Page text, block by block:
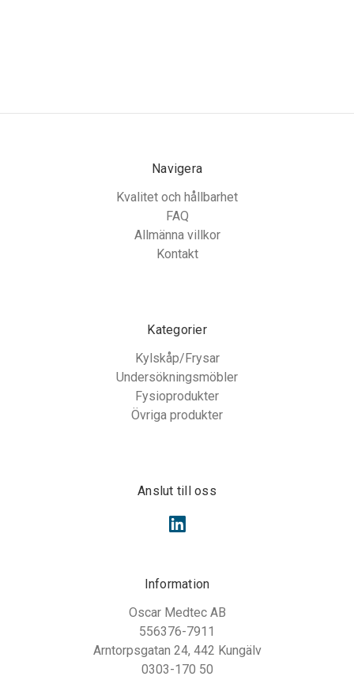
Navigera
Kvalitet och hållbarhet
FAQ
Allmänna villkor
Kontakt
Kategorier
Kylskåp/Frysar
Undersökningsmöbler
Fysioprodukter
Övriga produkter
Anslut till oss
Information
Oscar Medtec AB
556376-7911
Arntorpsgatan 24, 442 Kungälv
0303-170 50